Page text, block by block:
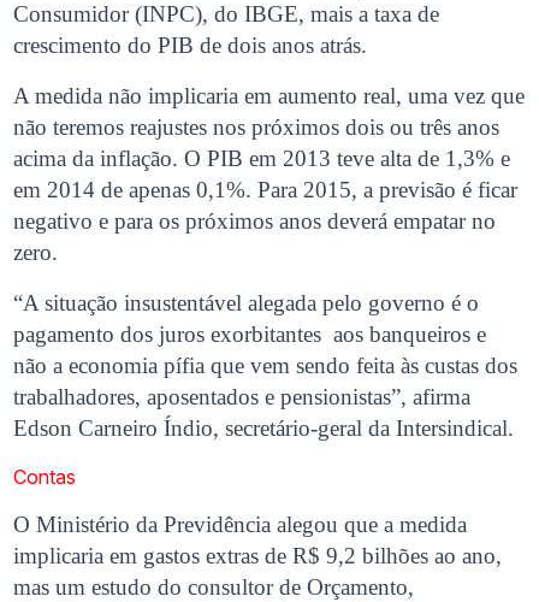
Consumidor (INPC), do IBGE, mais a taxa de
crescimento do PIB de dois anos atrás.
A medida não implicaria em aumento real, uma vez que
não teremos reajustes nos próximos dois ou três anos
acima da inflação. O PIB em 2013 teve alta de 1,3% e
em 2014 de apenas 0,1%. Para 2015, a previsão é ficar
negativo e para os próximos anos deverá empatar no
zero.
“A situação insustentável alegada pelo governo é o
pagamento dos juros exorbitantes aos banqueiros e
não a economia pífia que vem sendo feita às custas dos
trabalhadores, aposentados e pensionistas”, afirma
Edson Carneiro Índio, secretário-geral da Intersindical.
Contas
O Ministério da Previdência alegou que a medida
implicaria em gastos extras de R$ 9,2 bilhões ao ano,
mas um estudo do consultor de Orçamento,